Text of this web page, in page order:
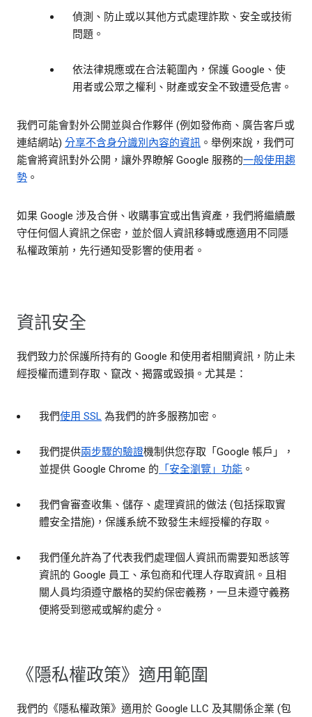
偵測、防止或以其他方式處理詐欺、安全或技術
問題。
依法律規應或在合法範圍內，保護 Google、使
用者或公眾之權利、財產或安全不致遭受危害。
我們可能會對外公開並與合作夥伴 (例如發佈商、廣告客戶或
連結網站) 分享不含身分識別內容的資訊 。舉例來說，我們可
能會將資訊對外公開，讓外界瞭解 Google 服務的一般使用趨
勢 。
如果 Google 涉及合併、收購事宜或出售資產，我們將繼續嚴
守任何個人資訊之保密，並於個人資訊移轉或應適用不同隱
私權政策前，先行通知受影響的使用者。
資訊安全
我們致力於保護所持有的 Google 和使用者相關資訊，防止未
經授權而遭到存取、竄改、揭露或毀損。尤其是：
我們使用 SSL 為我們的許多服務加密。
我們提供兩步驟的驗證機制供您存取「Google 帳戶」，
並提供 Google Chrome 的 「安全瀏覽」功能 。
我們會審查收集、儲存、處理資訊的做法 (包括採取實
體安全措施)，保護系統不致發生未經授權的存取。
我們僅允許為了代表我們處理個人資訊而需要知悉該等
資訊的 Google 員工、承包商和代理人存取資訊。且相
關人員均須遵守嚴格的契約保密義務，一旦未遵守義務
便將受到懲戒或解約處分。
《隱私權政策》適用範圍
我們的《隱私權政策》適用於 Google LLC 及其關係企業 (包